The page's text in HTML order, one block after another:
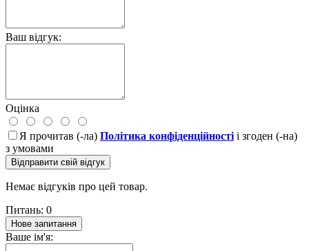
Ваш відгук:
Оцінка
Я прочитав (-ла) Політика конфіденційності і згоден (-на)
з умовами
Відправити свій відгук
Немає відгуків про цей товар.
Питань: 0
Нове запитання
Ваше ім'я: